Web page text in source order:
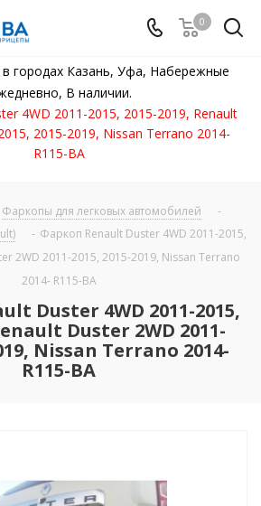
0
городах Казань, Уфа, Набережные
В наличии.
4WD 2011-2015, 2015-2019, Renault
2015-2019, Nissan Terrano 2014-
R115-BA
Фаркопы для легковых автомобилей
-
- Фаркоп Renault Duster 4WD 2011-2015,
2WD 2011-2015, 2015-2019, Nissan Terrano
2014- R115-BA
Duster 4WD 2011-2015,
Duster 2WD 2011-
Nissan Terrano 2014-
R115-BA